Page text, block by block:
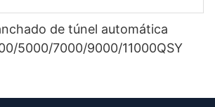
de túnel automática
5000/7000/9000/11000QSY